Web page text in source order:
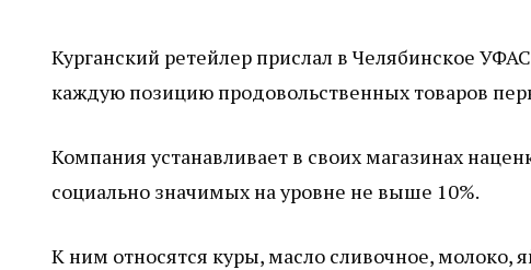
Курганский ретейлер прислал в Челябинское
каждую позицию продовольственных товаров
Компания устанавливает в своих магазинах
социально значимых на уровне не выше 10%.
К ним относятся куры, масло сливочное, молоко,